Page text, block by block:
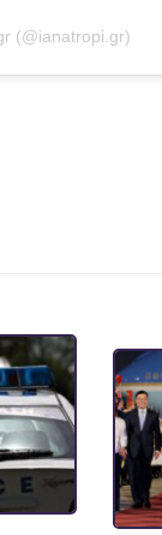
(@ianatropi.gr)